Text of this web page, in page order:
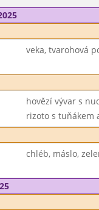
veka, tvarohová
hovězí vývar s
rizoto s tuňákem
chléb, máslo,